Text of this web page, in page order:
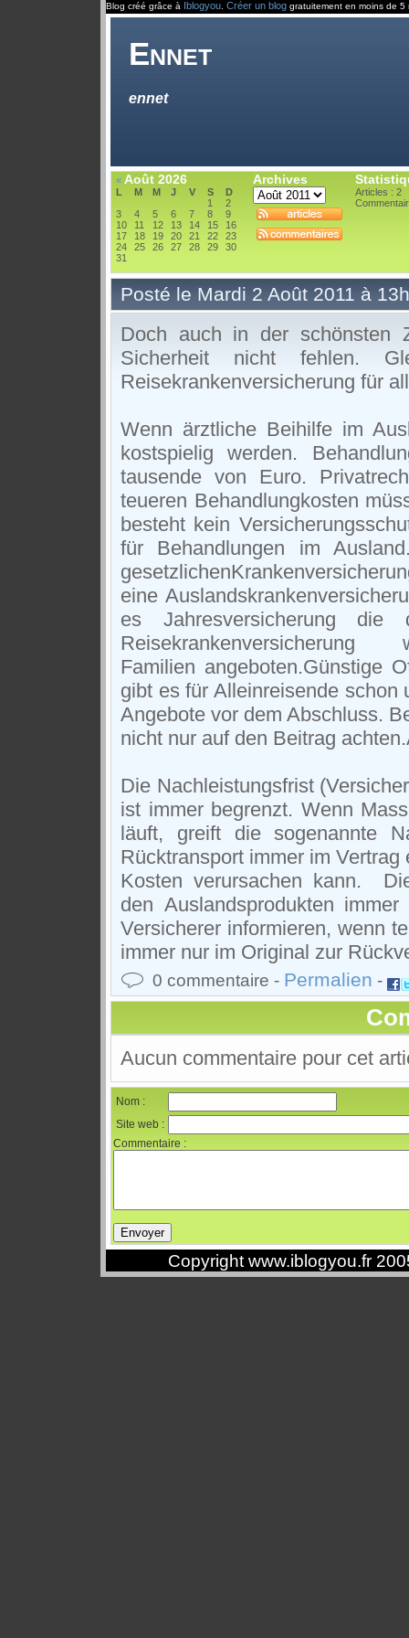
Blog créé grâce à Iblogyou Créer un blog gratuitement en moins de 5
Ennet
ennet
« Août 2026
L M M J V S
D
1
2
3
4 5 6 7 8
9
10
11 12 13 14 15
16
17
18 19 20 21 22
23
24
25 26 27 28 29
30
31
Archives
Articles : 2
Posté le Mardi 2 Août 2011 à
Doch auch in der schönsten
Sicherheit nicht fehlen.
Reisekrankenversicherung für
Wenn ärztliche Beihilfe im
kostspielig werden.
tausende von Euro.
teueren Behandlungkosten
besteht kein
für Behandlungen im
eine
es Jahresversicherung
Familien angeboten.Günstige
gibt es für Alleinreisende
Angebote vor dem Abschluss.
nicht nur auf den Beitrag
Die Nachleistungsfrist
ist immer begrenzt. Wenn
läuft, greift die sogenannte
Rücktransport immer im
Kosten verursachen kann.
den Auslandsprodukten
Versicherer informieren, wenn
immer nur im Original zur
0 commentaire - Permalien -
Aucun commentaire pour cet
Nom :
Site web :
Commentaire :
Copyright www.iblogyou.fr